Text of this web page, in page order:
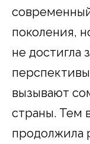
поколения,
не достигла
вызывают
страны. Тем
продолжила